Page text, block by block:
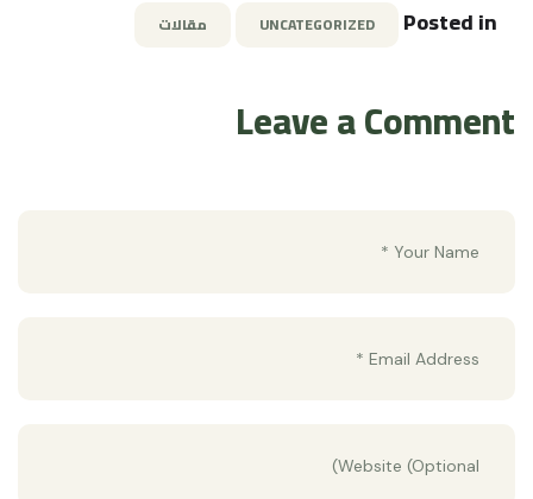
Posted in
UNCATEGORIZED مقالات
Leave a Comment